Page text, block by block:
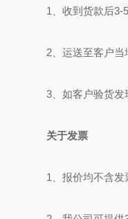
1、收到货款后3-
2、运送至客户当
3、如客户验货发
关于发票
1、报价均不含发